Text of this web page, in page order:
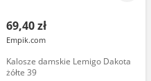
69,40 zł
Empik.com
Kalosze damskie Lemigo Dakota
żółte 39